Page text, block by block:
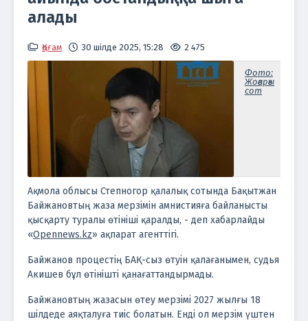
алады
Қоғам 30 шілде 2025, 15:28 2 475
Фото:
Жоғарғы
сот
Ақмола облысы Степногор қалалық сотында Бақытжан
Байжановтың жаза мерзімін амнистияға байланысты
қысқарту туралы өтініші қаралды, - деп хабарлайды
«Opennews.kz» ақпарат агенттігі.
Байжанов процестің БАҚ-сыз өтуін қалағанымен, судья
Акишев бұл өтінішті қанағаттандырмады.
Байжановтың жазасын өтеу мерзімі 2027 жылғы 18
шілдеде аяқталуға тиіс болатын. Енді ол мерзім үштен